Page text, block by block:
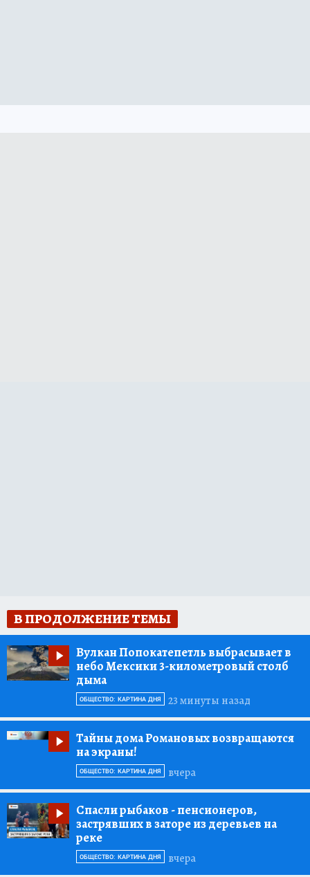
В ПРОДОЛЖЕНИЕ ТЕМЫ
Вулкан Попокатепетль выбрасывает в
небо Мексики 3-километровый столб
дыма
23 минуты назад
ОБЩЕСТВО: КАРТИНА ДНЯ
Тайны дома Романовых возвращаются
на экраны!
вчера
ОБЩЕСТВО: КАРТИНА ДНЯ
Спасли рыбаков - пенсионеров,
застрявших в заторе из деревьев на
реке
вчера
ОБЩЕСТВО: КАРТИНА ДНЯ